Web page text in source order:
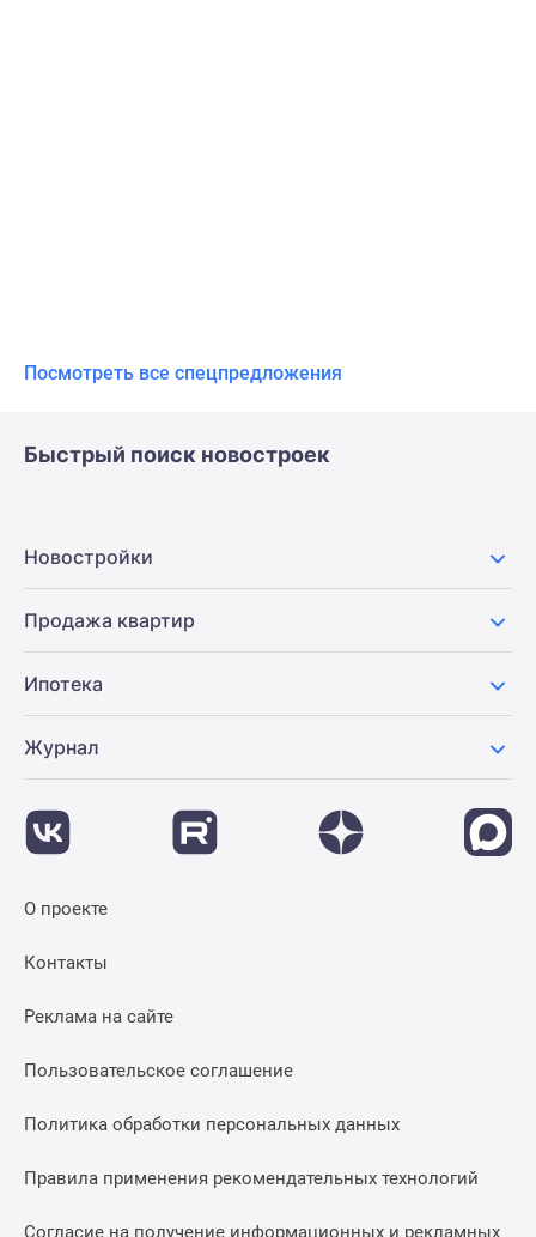
Посмотреть все спецпредложения
Быстрый поиск новостроек
Новостройки
Продажа квартир
Ипотека
Журнал
О проекте
Контакты
Реклама на сайте
Пользовательское соглашение
Политика обработки персональных данных
Правила применения рекомендательных технологий
Согласие на получение информационных и рекламных